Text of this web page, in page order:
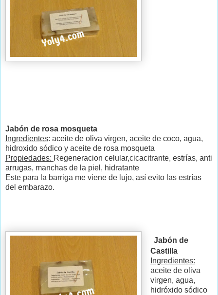
Jabón de rosa mosqueta
Ingredientes: aceite de oliva virgen, aceite de coco, agua,
hidroxido sódico y aceite de rosa mosqueta
Propiedades: Regeneracion celular,cicacitrante, estrías, anti
arrugas, manchas de la piel, hidratante
Este para la barriga me viene de lujo, así evito las estrías
del embarazo.
Jabón de
Castilla
Ingredientes:
aceite de oliva
virgen, agua,
hidróxido sódico